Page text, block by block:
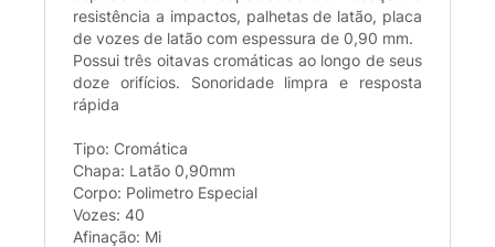
resistência a impactos, palhetas de latão, placa
de vozes de latão com espessura de 0,90 mm.
Possui três oitavas cromáticas ao longo de seus
doze orifícios. Sonoridade limpra e resposta
rápida
Tipo: Cromática
Chapa: Latão 0,90mm
Corpo: Polimetro Especial
Vozes: 40
Afinação: Mi